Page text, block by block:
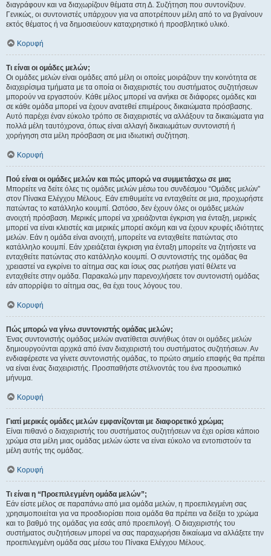
διαγράφουν και να διαχωρίζουν θέματα στη Δ. Συζήτηση που συντονίζουν.
Γενικώς, οι συντονιστές υπάρχουν για να αποτρέπουν μέλη από το να βγαίνουν
εκτός θέματος ή να δημοσιεύουν καταχρηστικό ή προσβλητικό υλικό.
Κορυφή
Τι είναι οι ομάδες μελών;
Οι ομάδες μελών είναι ομάδες από μέλη οι οποίες μοιράζουν την κοινότητα σε
διαχειρίσιμα τμήματα με τα οποία οι διαχειριστές του συστήματος συζητήσεων
μπορούν να εργαστούν. Κάθε μέλος μπορεί να ανήκει σε διάφορες ομάδες και
σε κάθε ομάδα μπορεί να έχουν ανατεθεί επιμέρους δικαιώματα πρόσβασης.
Αυτό παρέχει έναν εύκολο τρόπο σε διαχειριστές να αλλάξουν τα δικαιώματα για
πολλά μέλη ταυτόχρονα, όπως είναι αλλαγή δικαιωμάτων συντονιστή ή
χορήγηση στα μέλη πρόσβαση σε μια ιδιωτική συζήτηση.
Κορυφή
Πού είναι οι ομάδες μελών και πώς μπορώ να συμμετάσχω σε μια;
Μπορείτε να δείτε όλες τις ομάδες μελών μέσω του συνδέσμου “Ομάδες μελών”
στον Πίνακα Ελέγχου Μέλους. Εάν επιθυμείτε να ενταχθείτε σε μια, προχωρήστε
πατώντας το κατάλληλο κουμπί. Ωστόσο, δεν έχουν όλες οι ομάδες μελών
ανοιχτή πρόσβαση. Μερικές μπορεί να χρειάζονται έγκριση για ένταξη, μερικές
μπορεί να είναι κλειστές και μερικές μπορεί ακόμη και να έχουν κρυφές ιδιότητες
μελών. Εάν η ομάδα είναι ανοιχτή, μπορείτε να ενταχθείτε πατώντας στο
κατάλληλο κουμπί. Εάν χρειάζεται έγκριση για ένταξη μπορείτε να ζητήσετε να
ενταχθείτε πατώντας στο κατάλληλο κουμπί. Ο συντονιστής της ομάδας θα
χρειαστεί να εγκρίνει το αίτημα σας και ίσως σας ρωτήσει γιατί θέλετε να
ενταχθείτε στην ομάδα. Παρακαλώ μην παρενοχλήσετε τον συντονιστή ομάδας
εάν απορρίψει το αίτημα σας, θα έχει τους λόγους του.
Κορυφή
Πώς μπορώ να γίνω συντονιστής ομάδας μελών;
Ένας συντονιστής ομάδας μελών ανατίθεται συνήθως όταν οι ομάδες μελών
δημιουργούνται αρχικά από έναν διαχειριστή του συστήματος συζητήσεων. Αν
ενδιαφέρεστε να γίνετε συντονιστής ομάδας, το πρώτο σημείο επαφής θα πρέπει
να είναι ένας διαχειριστής. Προσπαθήστε στέλνοντάς του ένα προσωπικό
μήνυμα.
Κορυφή
Γιατί μερικές ομάδες μελών εμφανίζονται με διαφορετικό χρώμα;
Είναι πιθανό ο διαχειριστής του συστήματος συζητήσεων να έχει ορίσει κάποιο
χρώμα στα μέλη μιας ομάδας μελών ώστε να είναι εύκολο να εντοπιστούν τα
μέλη αυτής της ομάδας.
Κορυφή
Τι είναι η “Προεπιλεγμένη ομάδα μελών”;
Εάν είστε μέλος σε παραπάνω από μια ομάδα μελών, η προεπιλεγμένη σας
χρησιμοποιείται για να προσδιορίσει ποια ομάδα θα πρέπει να δείξει το χρώμα
και το βαθμό της ομάδας για εσάς από προεπιλογή. Ο διαχειριστής του
συστήματος συζητήσεων μπορεί να σας παραχωρήσει δικαίωμα να αλλάξετε την
προεπιλεγμένη ομάδα σας μέσω του Πίνακα Ελέγχου Μέλους.